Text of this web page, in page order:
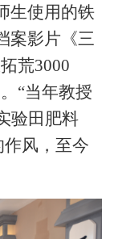
生使用的铁
案影片《三
荒3000
“当年教授
验田肥料
作风，至今